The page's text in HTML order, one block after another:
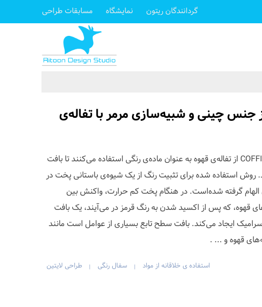
گردانندگان ریتون نمایشگاه مسابقات طراحی
جنس چینی و شبیه‌سازی مرمر با تفاله‌ی
چراغهای آویز چینی COFFIRE از تفاله‌ی قهوه به عنوان ماده‌ی رنگی استفاده می‌کنند تا بافت
روش استفاده شده برای تثبیت رنگ از یک شیوه‌ی باستانی پخت در
گرفته شده‌است. در هنگام پخت کم حرارت، واکنش بین
قهوه، که پس از اکسید شدن به رنگ قرمز در می‌آیند، یک بافت
ایجاد می‌کند. بافت سطح تابع بسیاری از عوامل است مانند
قهوه و ... .
استفاده ی خلاقانه از مواد | سفال رنگی | طراحی لایتین